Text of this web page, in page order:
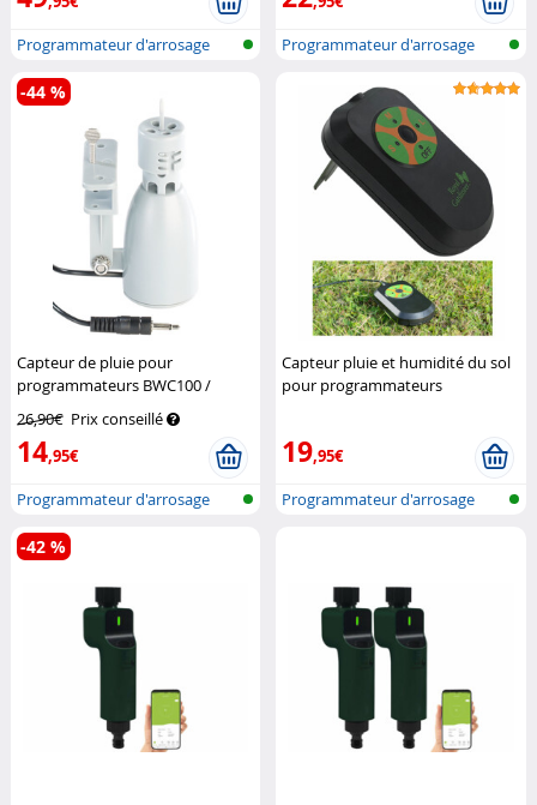
Programmateur d'arrosage
avec conne...
Programmateur d'arrosage
Capteur de pluie pour
programmateurs BWC100 /
BWC200 / BWC400Royal
Gardineer
26,90€ Prix conseillé
14,95€
-44 %
Programmateur d'arrosage
avec conne...
Capteur pluie et humidité du sol
pour programmateurs
19,95€
Programmateur d'arrosage
-42 %